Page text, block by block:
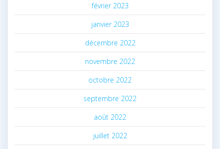
février 2023
janvier 2023
décembre 2022
novembre 2022
octobre 2022
septembre 2022
août 2022
juillet 2022